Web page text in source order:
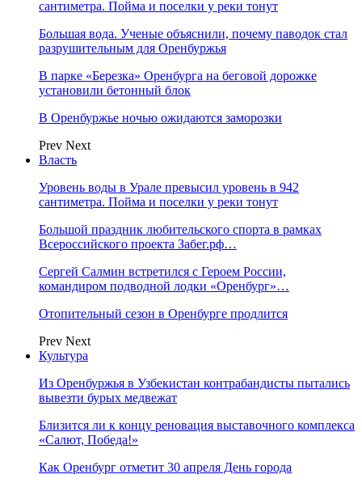
сантиметра. Пойма и поселки у реки тонут
Большая вода. Ученые объяснили, почему паводок стал
разрушительным для Оренбуржья
В парке «Березка» Оренбурга на беговой дорожке
установили бетонный блок
В Оренбуржье ночью ожидаются заморозки
Prev Next
Власть
Уровень воды в Урале превысил уровень в 942
сантиметра. Пойма и поселки у реки тонут
Большой праздник любительского спорта в рамках
Всероссийского проекта Забег.рф…
Сергей Салмин встретился с Героем России,
командиром подводной лодки «Оренбург»…
Отопительный сезон в Оренбурге продлится
Prev Next
Культура
Из Оренбуржья в Узбекистан контрабандисты пытались
вывезти бурых медвежат
Близится ли к концу реновация выставочного комплекса
«Салют, Победа!»
Как Оренбург отметит 30 апреля День города